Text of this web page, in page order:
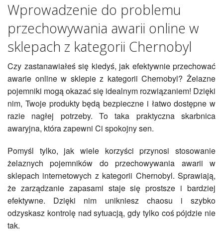
Wprowadzenie do problemu
przechowywania awarii online w
sklepach z kategorii Chernobyl
Czy zastanawiałeś się kiedyś, jak efektywnie przechować
awarie online w sklepie z kategorii Chernobyl? Żelazne
pojemniki mogą okazać się idealnym rozwiązaniem! Dzięki
nim, Twoje produkty będą bezpieczne i łatwo dostępne w
razie nagłej potrzeby. To taka praktyczna skarbnica
awaryjna, która zapewni Ci spokojny sen.
Pomyśl tylko, jak wiele korzyści przynosi stosowanie
żelaznych pojemników do przechowywania awarii w
sklepach internetowych z kategorii Chernobyl. Sprawiają,
że zarządzanie zapasami staje się prostsze i bardziej
efektywne. Dzięki nim unikniesz chaosu i szybko
odzyskasz kontrolę nad sytuacją, gdy tylko coś pójdzie nie
tak.